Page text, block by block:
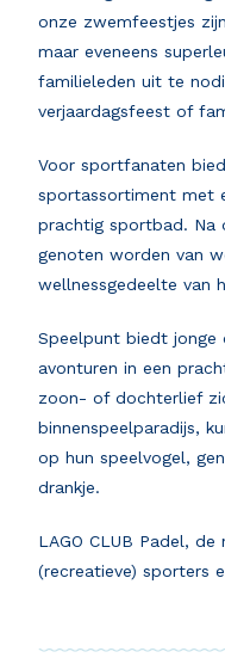
onze zwemfeestjes
maar eveneens
familieleden uit te
verjaardagsfeest of
Voor sportfanaten
sportassortiment met
prachtig sportbad. Na
genoten worden van
wellnessgedeelte van
Speelpunt biedt jonge
avonturen in een
zoon- of dochterlief
binnenspeelparadijs,
op hun speelvogel,
drankje.
LAGO CLUB Padel,
(recreatieve) sporters